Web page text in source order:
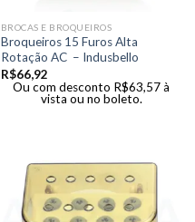
BROCAS E BROQUEIROS
Broqueiros 15 Furos Alta
Rotação AC – Indusbello
R$66,92
Ou com desconto R$63,57à
vista ou no boleto.